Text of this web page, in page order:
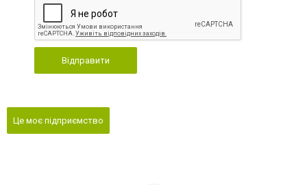
Відправити
Це моє підприємство